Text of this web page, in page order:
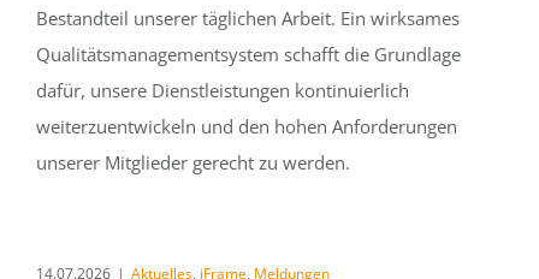
Bestandteil unserer täglichen Arbeit. Ein wirksames
Qualitätsmanagementsystem schafft die Grundlage
dafür, unsere Dienstleistungen kontinuierlich
weiterzuentwickeln und den hohen Anforderungen
unserer Mitglieder gerecht zu werden.
14.07.2026 | Aktuelles, iFrame, Meldungen